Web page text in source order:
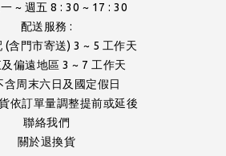
~ 週五 8 : 30 ~ 17 : 30
配送服務 :
(含門市寄送) 3 ~ 5 工作天
偏遠地區 3 ~ 7 工作天
含周末六日及國定假日
依訂單量調整提前或延後
聯絡我們
關於退換貨